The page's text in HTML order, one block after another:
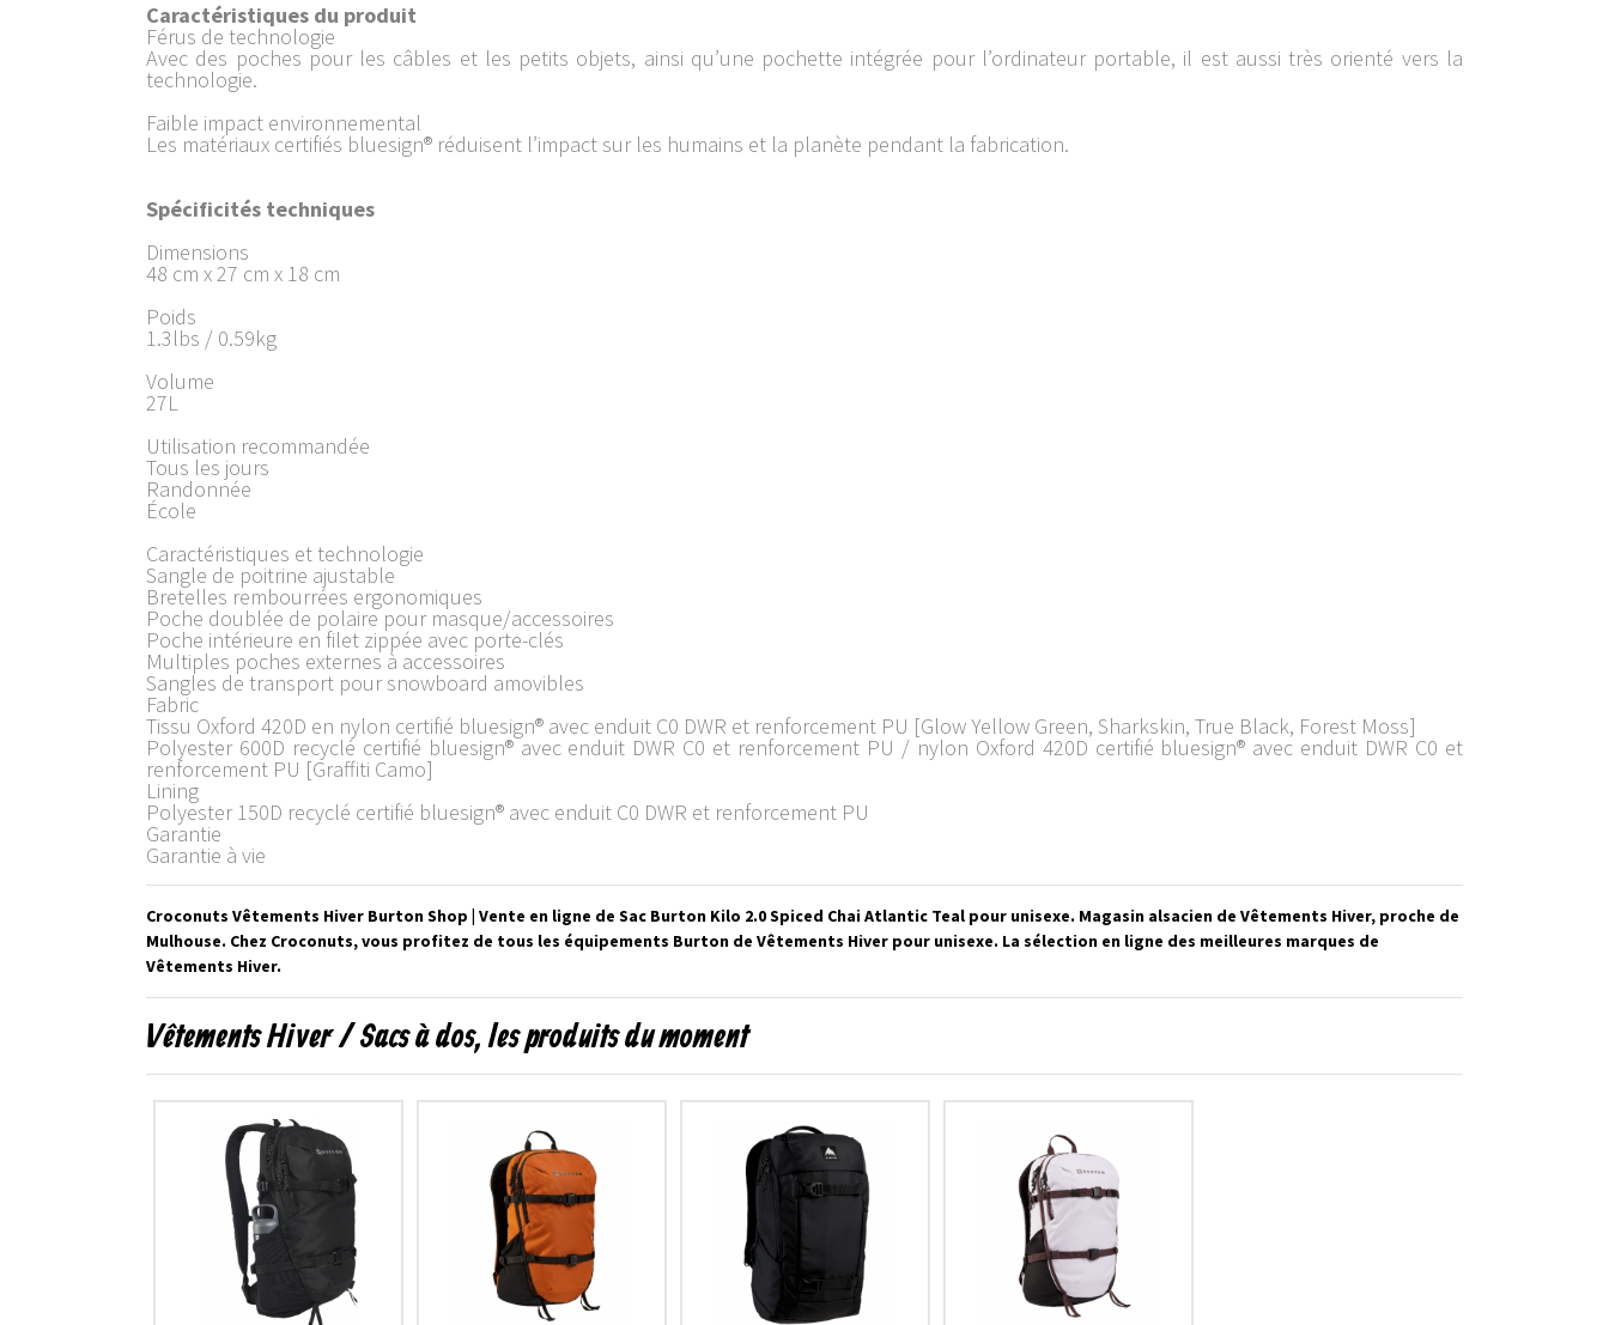
Caractéristiques du produit
Férus de technologie
Avec des poches pour les câbles et les petits objets, ainsi qu’une pochette intégrée pour l’ordinateur portable, il est aussi très orienté vers la
technologie.
Faible impact environnemental
Les matériaux certifiés bluesign® réduisent l’impact sur les humains et la planète pendant la fabrication.
Spécificités techniques
Dimensions
48 cm x 27 cm x 18 cm
Poids
1.3lbs / 0.59kg
Volume
27L
Utilisation recommandée
Tous les jours
Randonnée
École
Caractéristiques et technologie
Sangle de poitrine ajustable
Bretelles rembourrées ergonomiques
Poche doublée de polaire pour masque/accessoires
Poche intérieure en filet zippée avec porte-clés
Multiples poches externes à accessoires
Sangles de transport pour snowboard amovibles
Fabric
Tissu Oxford 420D en nylon certifié bluesign® avec enduit C0 DWR et renforcement PU [Glow Yellow Green, Sharkskin, True Black, Forest Moss]
Polyester 600D recyclé certifié bluesign® avec enduit DWR C0 et renforcement PU / nylon Oxford 420D certifié bluesign® avec enduit DWR C0 et
renforcement PU [Graffiti Camo]
Lining
Polyester 150D recyclé certifié bluesign® avec enduit C0 DWR et renforcement PU
Garantie
Garantie à vie
Croconuts Vêtements Hiver Burton Shop | Vente en ligne de Sac Burton Kilo 2.0 Spiced Chai Atlantic Teal pour unisexe. Magasin alsacien de Vêtements Hiver, proche de
Mulhouse. Chez Croconuts, vous profitez de tous les équipements Burton de Vêtements Hiver pour unisexe. La sélection en ligne des meilleures marques de
Vêtements Hiver.
Vêtements Hiver / Sacs à dos, les produits du moment